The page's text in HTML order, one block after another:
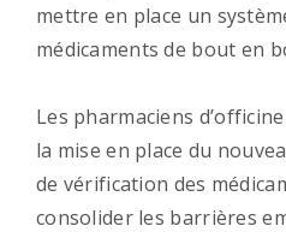
mettre en place un
médicaments de bout en
Les pharmaciens
la mise en place du
de vérification des
consolider les barrières